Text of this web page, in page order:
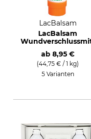
LacBalsam
LacBalsam
ab 8,95 €
(44,75 € / 1 kg)
5 Varianten